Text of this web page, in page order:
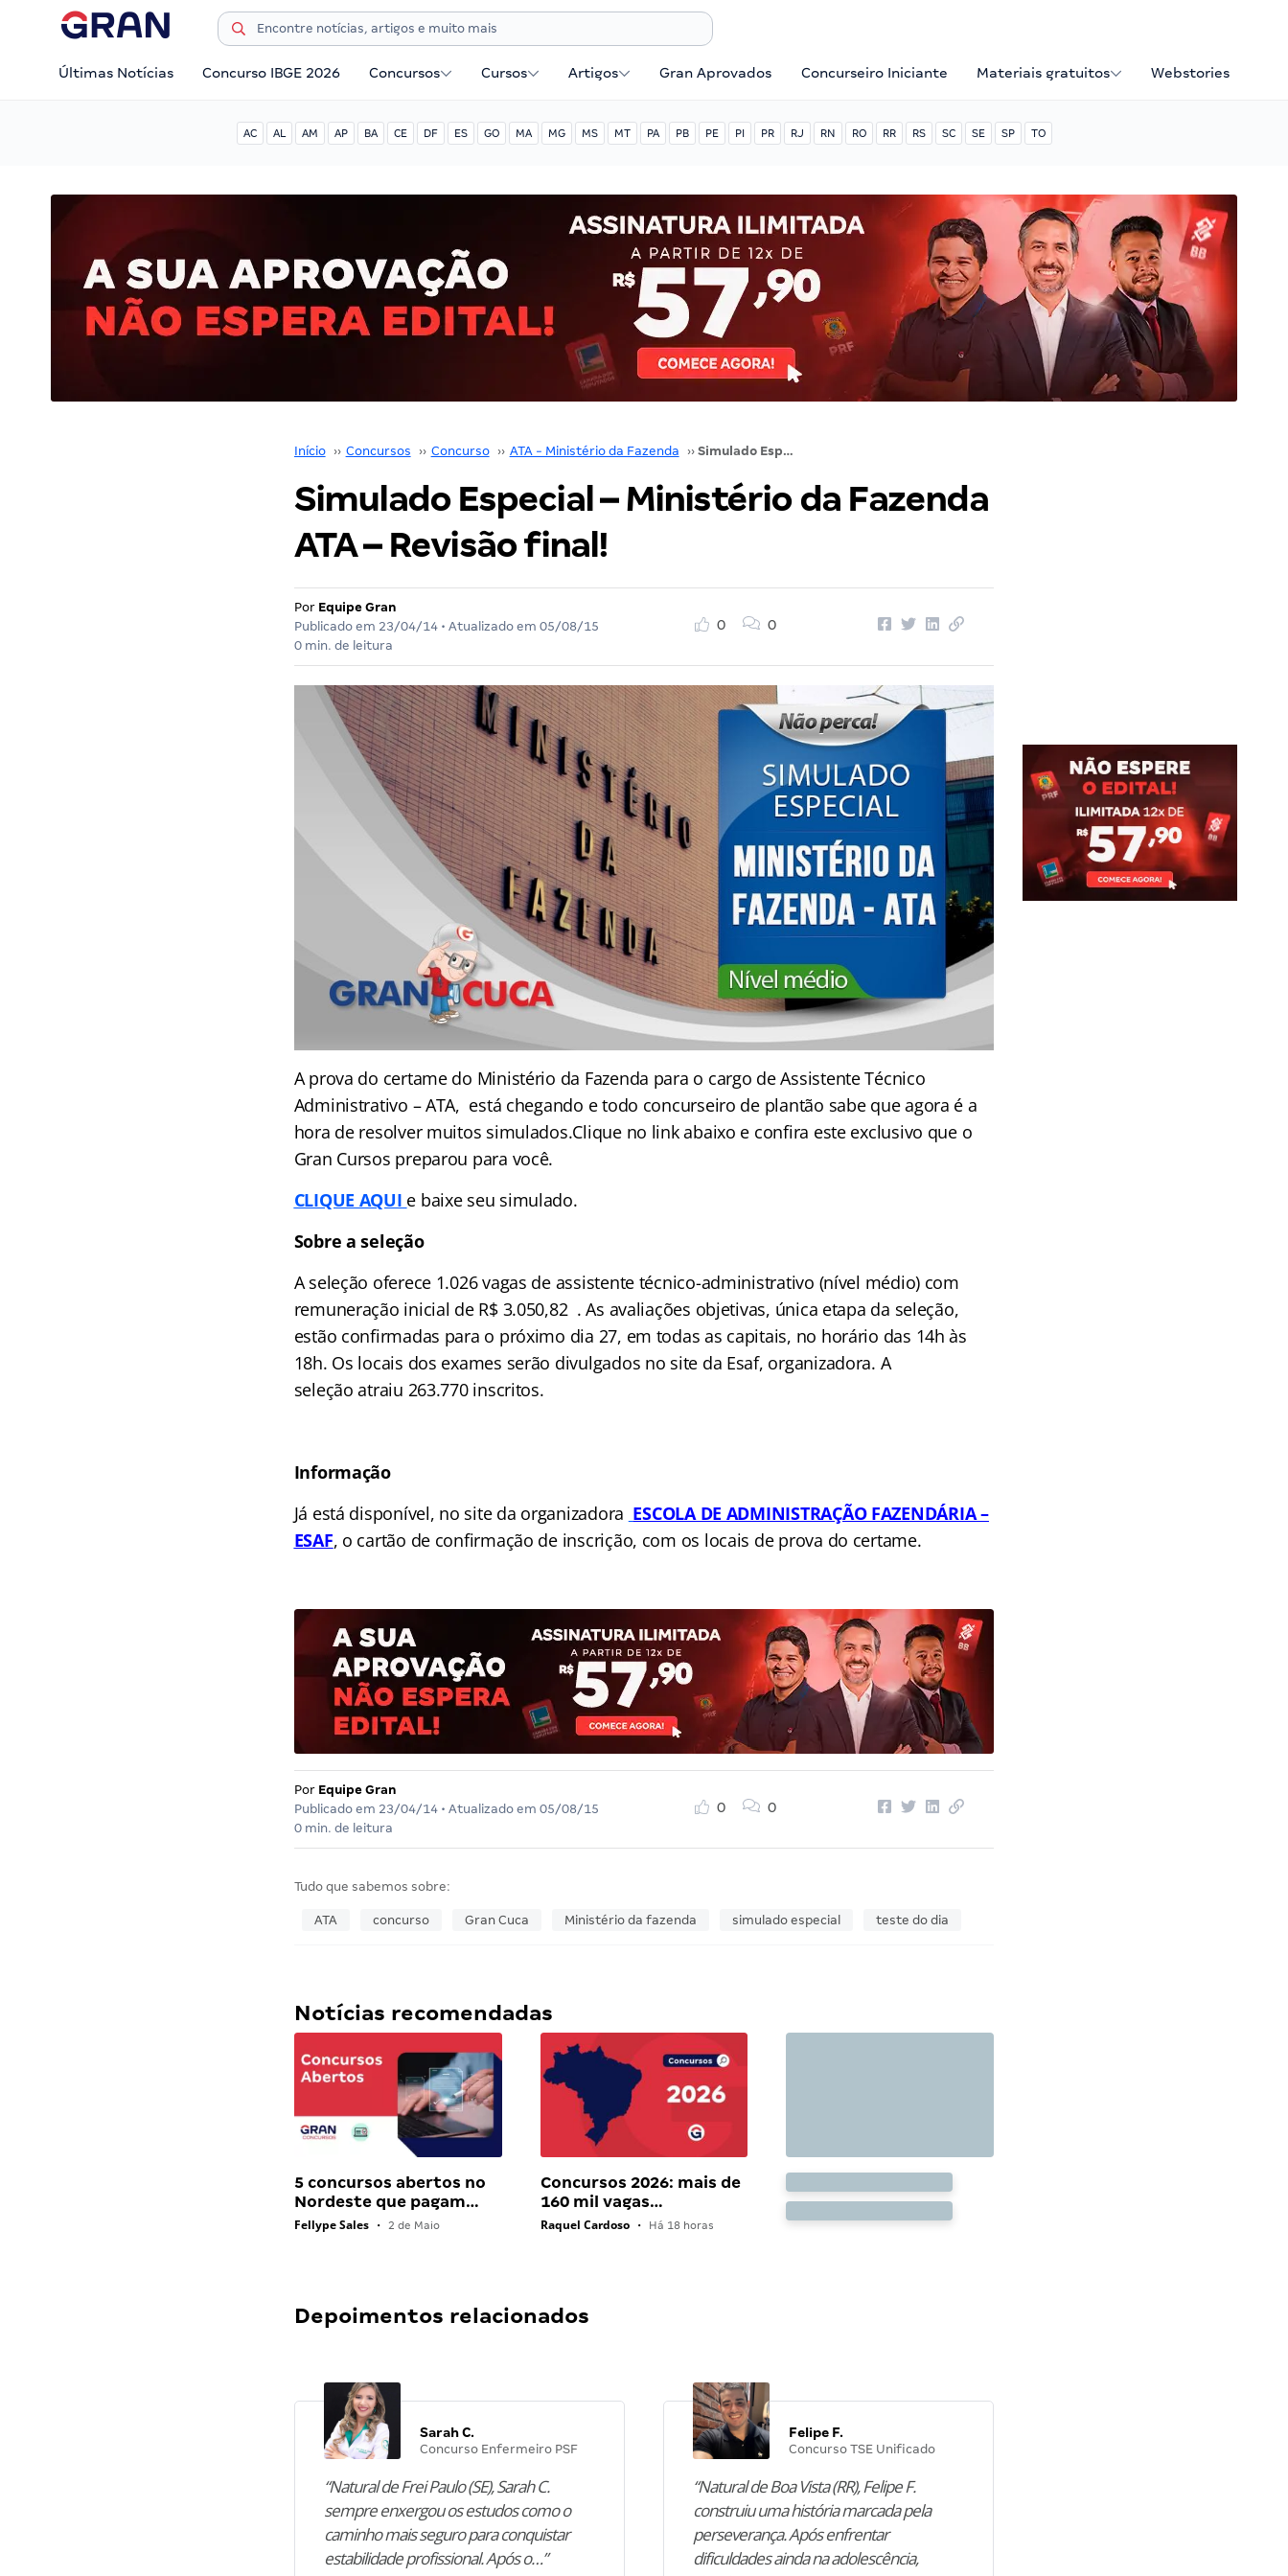
Últimas Notícias Concurso IBGE 2026 Concursos Cursos Artigos Gran Aprovados Concurseiro Iniciante Materiais gratuitos Webstories
AC AL AM AP BA CE DF ES GO MA MG MS MT PA PB PE PI PR RJ RN RO RR RS SC SE SP TO
Início ›› Concursos ›› Concurso ›› ATA - Ministério da Fazenda ›› Simulado Especial – Ministério da Fazenda ATA – Revisão final!
Simulado Especial – Ministério da Fazenda
ATA – Revisão final!
Por Equipe Gran
Publicado em 23/04/14• Atualizado em 05/08/15
0 min. de leitura
0 0
A prova do certame do Ministério da Fazenda para o cargo de Assistente Técnico
Administrativo – ATA, está chegando e todo concurseiro de plantão sabe que agora é a
hora de resolver muitos simulados.Clique no link abaixo e confira este exclusivo que o
Gran Cursos preparou para você.
CLIQUE AQUI e baixe seu simulado.
Sobre a seleção
A seleção oferece 1.026 vagas de assistente técnico-administrativo (nível médio) com
remuneração inicial de R$ 3.050,82 . As avaliações objetivas, única etapa da seleção,
estão confirmadas para o próximo dia 27, em todas as capitais, no horário das 14h às
18h. Os locais dos exames serão divulgados no site da Esaf, organizadora. A
seleção atraiu 263.770 inscritos.
Informação
Já está disponível, no site da organizadora ESCOLA DE ADMINISTRAÇÃO FAZENDÁRIA–
ESAF, o cartão de confirmação de inscrição, com os locais de prova do certame.
Por Equipe Gran
Publicado em 23/04/14• Atualizado em 05/08/15
0 min. de leitura
0 0
Tudo que sabemos sobre:
ATA concurso Gran Cuca Ministério da fazenda simulado especial teste do dia
Notícias recomendadas
5 concursos abertos no
Nordeste que pagam…
Fellype Sales • 2 de Maio
Concursos 2026: mais de
160 mil vagas…
Raquel Cardoso • Há 18 horas
Depoimentos relacionados
Sarah C.
Concurso Enfermeiro PSF
“Natural de Frei Paulo (SE), Sarah C.
sempre enxergou os estudos como o
caminho mais seguro para conquistar
estabilidade profissional. Após o…”
Felipe F.
Concurso TSE Unificado
“Natural de Boa Vista (RR), Felipe F.
construiu uma história marcada pela
perseverança. Após enfrentar
dificuldades ainda na adolescência,